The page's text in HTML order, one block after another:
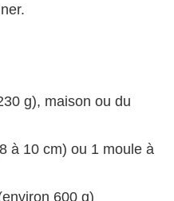
g), maison ou du
à 10 cm) ou 1 moule à
600 g)